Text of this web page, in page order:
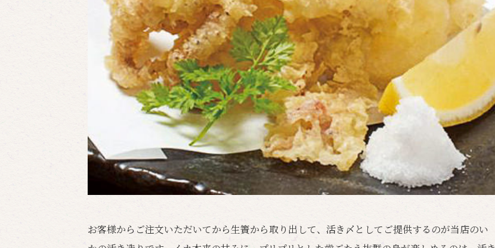
お客様からご注文いただいてから生簀から取り出して、活き〆としてご提供するのが当店のい